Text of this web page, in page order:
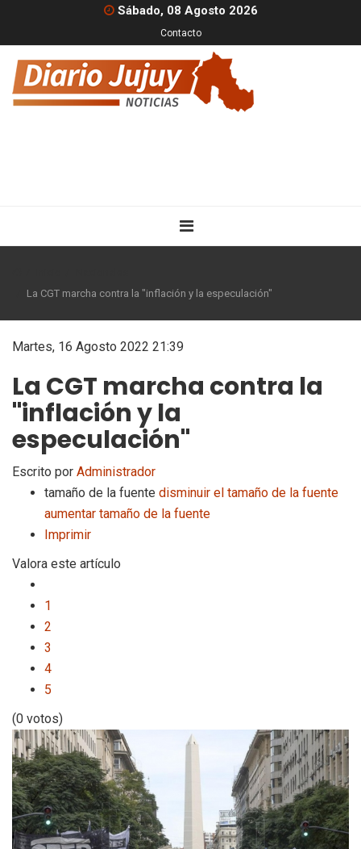
Sábado, 08 Agosto 2026
Contacto
La CGT marcha contra la "inflación y la especulación"
Martes, 16 Agosto 2022 21:39
La CGT marcha contra la
"inflación y la
especulación"
Escrito por Administrador
tamaño de la fuente disminuir el tamaño de la fuente
aumentar tamaño de la fuente
Imprimir
Valora este artículo
1
2
3
4
5
(0 votos)